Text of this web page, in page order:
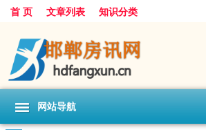
首 页 文章列表 知识分类
网站导航